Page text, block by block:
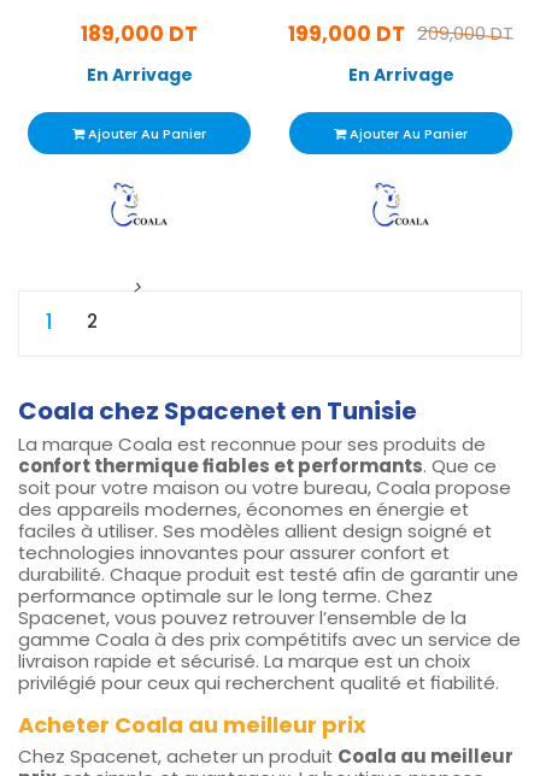
189,000 DT
En Arrivage
Ajouter Au Panier
209,000 DT
199,000 DT
En Arrivage
Ajouter Au Panier
1 2
Coala chez Spacenet en Tunisie
La marque Coala est reconnue pour ses produits de
confort thermique fiables et performants. Que ce
soit pour votre maison ou votre bureau, Coala propose
des appareils modernes, économes en énergie et
faciles à utiliser. Ses modèles allient design soigné et
technologies innovantes pour assurer confort et
durabilité. Chaque produit est testé afin de garantir une
performance optimale sur le long terme. Chez
Spacenet, vous pouvez retrouver l’ensemble de la
gamme Coala à des prix compétitifs avec un service de
livraison rapide et sécurisé. La marque est un choix
privilégié pour ceux qui recherchent qualité et fiabilité.
Acheter Coala au meilleur prix
Chez Spacenet, acheter un produit Coala au meilleur